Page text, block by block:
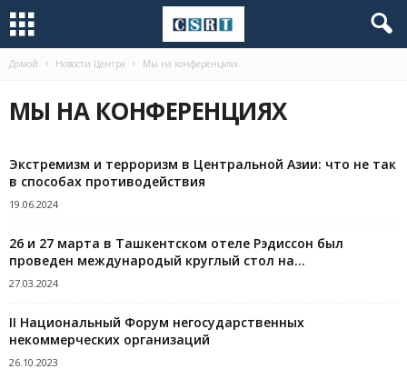
Домой Новости Центра Мы на конференциях
МЫ НА КОНФЕРЕНЦИЯХ
Экстремизм и терроризм в Центральной Азии: что не так
в способах противодействия
19.06.2024
26 и 27 марта в Ташкентском отеле Рэдиссон был
проведен международый круглый стол на...
27.03.2024
II Национальный Форум негосударственных
некоммерческих организаций
26.10.2023